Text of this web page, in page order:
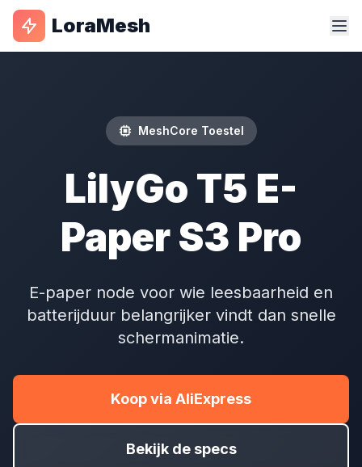
LoraMesh
MeshCore Toestel
LilyGo T5 E-
Paper S3 Pro
E-paper node voor wie leesbaarheid en
batterijduur belangrijker vindt dan snelle
schermanimatie.
Koop via AliExpress
Bekijk de specs